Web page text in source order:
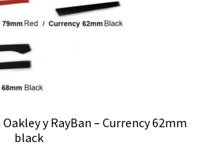
y RayBan – Currency 62mm
black